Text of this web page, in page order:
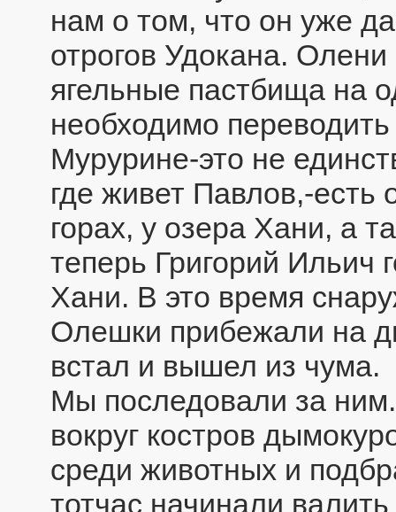
нам о том, что он уже
отрогов Удокана.
ягельные пастбища на
необходимо
Мурурине-это не
где живет Павлов,-
горах, у озера Хани, а
теперь Григорий Ильич
Хани. В это время
Олешки прибежали на
встал и вышел из чума.
Мы последовали за
вокруг костров
среди животных и
тотчас начинали